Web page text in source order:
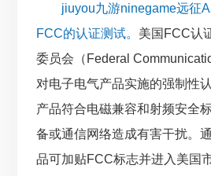
jiuyou九游ninegame远征
FCC的认证测试。 美国FCC认
委员会（Federal
对电子电气产品实施的强制性
产品符合电磁兼容和射频安全
备或通信网络造成有害干扰。
品可加贴FCC标志并进入美国